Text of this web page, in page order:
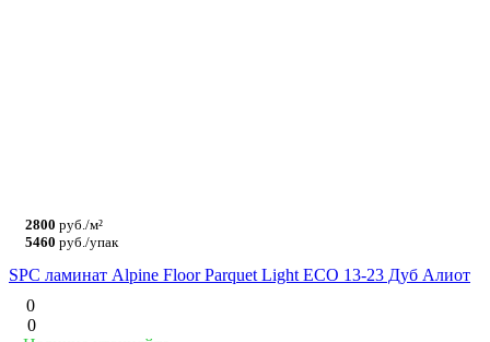
2800 руб./м²
5460 руб./упак
SPC ламинат Alpine Floor Parquet Light ЕСО 13-23 Дуб Алиот
0
0